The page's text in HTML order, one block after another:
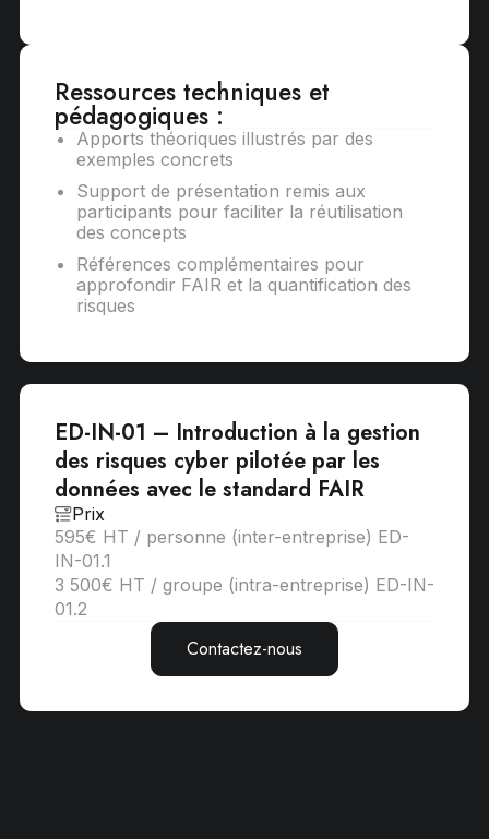
ED-IN-01 – Introduction à la gestion
des risques cyber pilotée par les
données avec le standard FAIR
Prix
595€ HT / personne (inter-entreprise) ED-
IN-01.1
3 500€ HT / groupe (intra-entreprise) ED-IN-
01.2
Contactez-nous
Ressources techniques et
pédagogiques :
Apports théoriques illustrés par des
exemples concrets
Support de présentation remis aux
participants pour faciliter la réutilisation
des concepts
Références complémentaires pour
approfondir FAIR et la quantification des
risques